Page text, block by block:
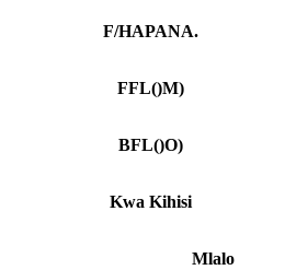
F/HAPANA.
FFL()M)
BFL()O)
Kwa Kihisi
Mlalo